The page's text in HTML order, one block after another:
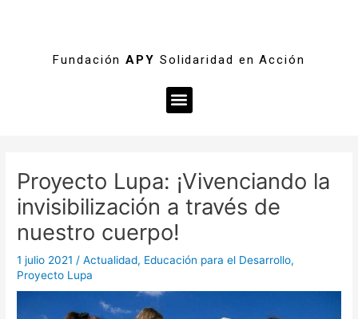
Fundación APY Solidaridad en Acción
Menú
Proyecto Lupa: ¡Vivenciando la
invisibilización a través de
nuestro cuerpo!
1 julio 2021/Actualidad, Educación para el Desarrollo,
Proyecto Lupa
entradas